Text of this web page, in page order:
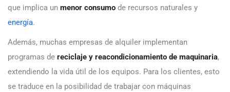
que implica un menor consumo de recursos naturales y
energía.
Además, muchas empresas de alquiler implementan
programas de reciclaje y reacondicionamiento de maquinaria,
extendiendo la vida útil de los equipos. Para los clientes, esto
se traduce en la posibilidad de trabajar con máquinas